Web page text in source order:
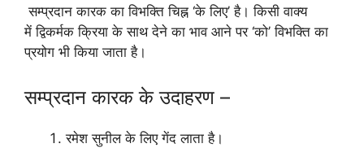
सम्प्रदान कारक का विभक्ति चिह्न ‘के लिए’ है। किसी वाक्य
में द्विकर्मक क्रिया के साथ देने का भाव आने पर ‘को’ विभक्ति का
प्रयोग भी किया जाता है।
सम्प्रदान कारक के उदाहरण –
रमेश सुनील के लिए गेंद लाता है।